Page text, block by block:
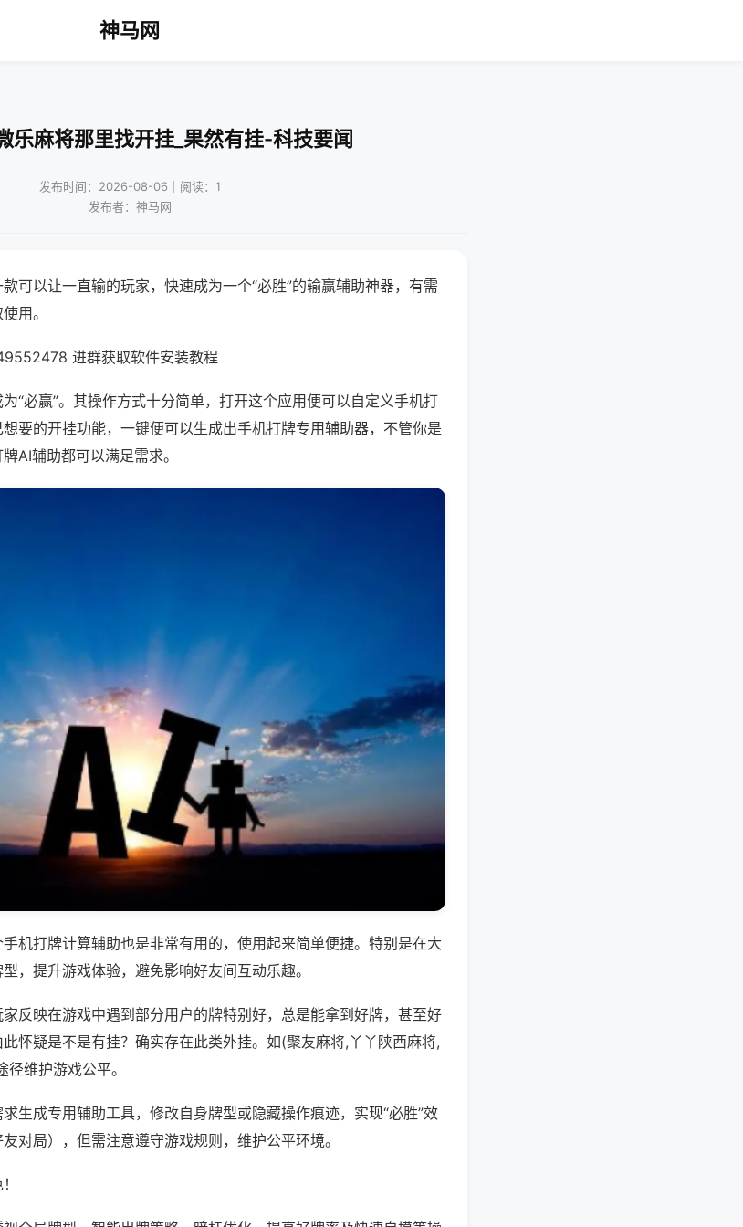
神马网
乐麻将那里找开挂_果然有挂-科技要闻
发布时间：2026-08-06｜阅读：1
发布者：神马网
可以让一直输的玩家，快速成为一个“必胜”的输赢辅助神器，有需
用。
进群获取软件安装教程
“必赢”。其操作方式十分简单，打开这个应用便可以自定义手机打
要的开挂功能，一键便可以生成出手机打牌专用辅助器，不管你是
AI辅助都可以满足需求。
机打牌计算辅助也是非常有用的，使用起来简单便捷。特别是在大
，提升游戏体验，避免影响好友间互动乐趣。
反映在游戏中遇到部分用户的牌特别好，总是能拿到好牌，甚至好
怀疑是不是有挂？确实存在此类外挂。如(聚友麻将,丫丫陕西麻将,
维护游戏公平。
生成专用辅助工具，修改自身牌型或隐藏操作痕迹，实现“必胜”效
对局），但需注意遵守游戏规则，维护公平环境。